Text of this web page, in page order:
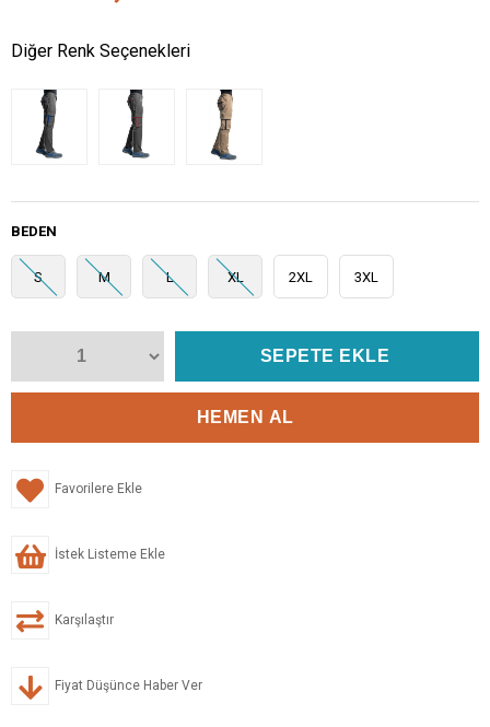
Diğer Renk Seçenekleri
BEDEN
S M L XL 2XL 3XL
Favorilere Ekle
İstek Listeme Ekle
Karşılaştır
Fiyat Düşünce Haber Ver